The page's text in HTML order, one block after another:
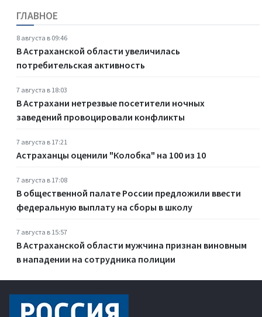
ГЛАВНОЕ
8 августа в 09:46
В Астраханской области увеличилась
потребительская активность
7 августа в 18:03
В Астрахани нетрезвые посетители ночных
заведений провоцировали конфликты
7 августа в 17:21
Астраханцы оценили "Колобка" на 100 из 10
7 августа в 17:08
В общественной палате России предложили ввести
федеральную выплату на сборы в школу
7 августа в 15:57
В Астраханской области мужчина признан виновным
в нападении на сотрудника полиции